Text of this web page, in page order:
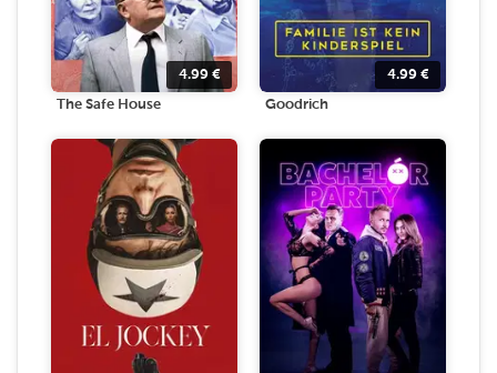
4.99 €
The Safe House
4.99 €
Goodrich